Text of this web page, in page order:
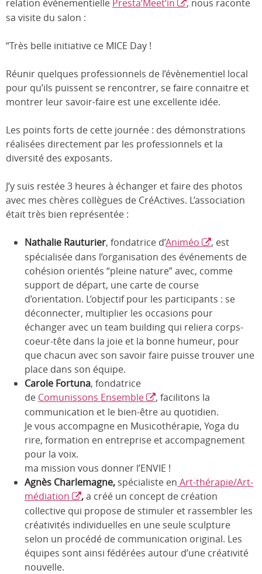
relation événementielle Presta’Meet’in
, nous raconte
sa visite du salon :
“Très belle initiative ce MICE Day !
Réunir quelques professionnels de l’évènementiel local
pour qu’ils puissent se rencontrer, se faire connaitre et
montrer leur savoir-faire est une excellente idée.
Les points forts de cette journée : des démonstrations
réalisées directement par les professionnels et la
diversité des exposants.
J’y suis restée 3 heures à échanger et faire des photos
avec mes chères collègues de CréActives. L’association
était très bien représentée :
Nathalie Rauturier, fondatrice d’Animéo
, est
spécialisée dans l’organisation des événements de
cohésion orientés “pleine nature” avec, comme
support de départ, une carte de course
d’orientation. L’objectif pour les participants : se
déconnecter, multiplier les occasions pour
échanger avec un team building qui reliera corps-
coeur-tête dans la joie et la bonne humeur, pour
que chacun avec son savoir faire puisse trouver une
place dans son équipe.
Carole Fortuna, fondatrice
de Comunissons Ensemble
, facilitons la
communication et le bien-être au quotidien.
Je vous accompagne en Musicothérapie, Yoga du
rire, formation en entreprise et accompagnement
pour la voix.
ma mission vous donner l’ENVIE !
Agnès Charlemagne, spécialiste en Art-thérapie/Art-
médiation
,a créé un concept de création
collective qui propose de stimuler et rassembler les
créativités individuelles en une seule sculpture
selon un procédé de communication original. Les
équipes sont ainsi fédérées autour d’une créativité
nouvelle.